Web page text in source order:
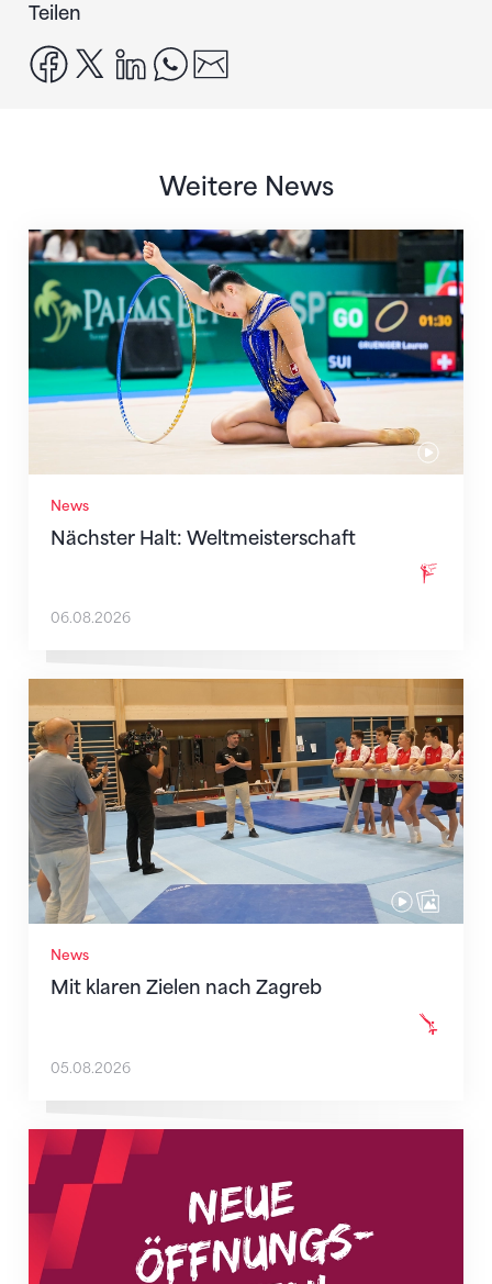
Teilen
facebook
x linkedinwhatsapp
Weitere News
News
Nächster Halt: Weltmeisterschaft
Nächster Halt: Weltmeisterschaft
06.08.2026
News
Mit klaren Zielen nach Zagreb
Mit klaren Zielen nach Zagreb
05.08.2026
Neue Empfangszeiten ab 1. August 2026